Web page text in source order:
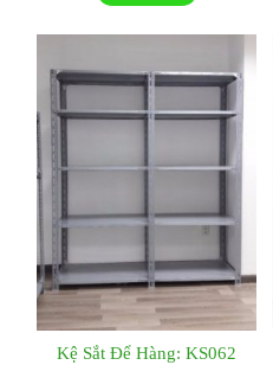
Kệ Sắt Để Hàng: KS062